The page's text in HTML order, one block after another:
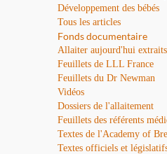
Développement des bébés
Tous les articles
Fonds documentaire
Allaiter aujourd'hui extraits
Feuillets de LLL France
Feuillets du Dr Newman
Vidéos
Dossiers de l'allaitement
Feuillets des référents
Textes de l'Academy of
Textes officiels et